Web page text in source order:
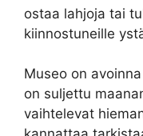
ostaa lahjoja tai
kiinnostuneille
Museo on
on suljettu
vaihtelevat